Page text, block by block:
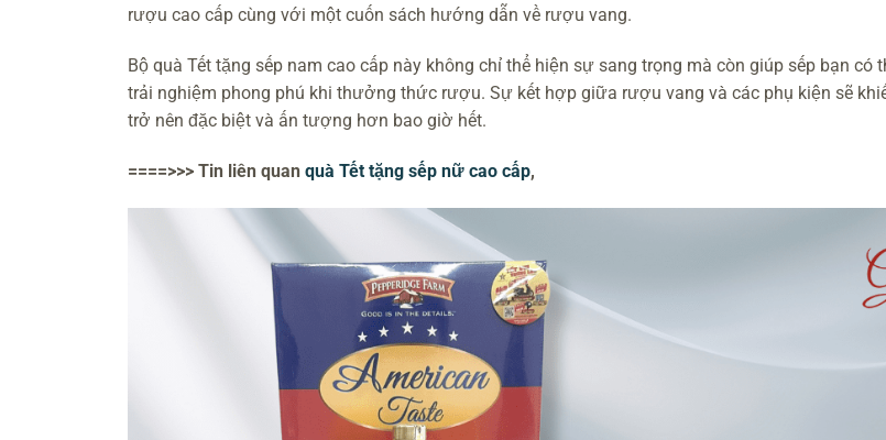
rượu cao cấp cùng với một cuốn sách hướng dẫn về rượu vang.
Bộ quà Tết tặng sếp nam cao cấp này không chỉ thể hiện sự sang trọng mà còn giúp sếp bạn có
trải nghiệm phong phú khi thưởng thức rượu. Sự kết hợp giữa rượu vang và các phụ kiện sẽ
trở nên đặc biệt và ấn tượng hơn bao giờ hết.
====>>> Tin liên quan quà Tết tặng sếp nữ cao cấp,